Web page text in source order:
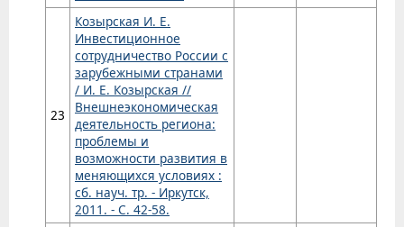
23
Козырская И. Е.
Инвестиционное
сотрудничество России с
зарубежными странами
/ И. Е. Козырская //
Внешнеэкономическая
деятельность региона:
проблемы и
возможности развития в
меняющихся условиях :
сб. науч. тр. - Иркутск,
2011. - С. 42-58.